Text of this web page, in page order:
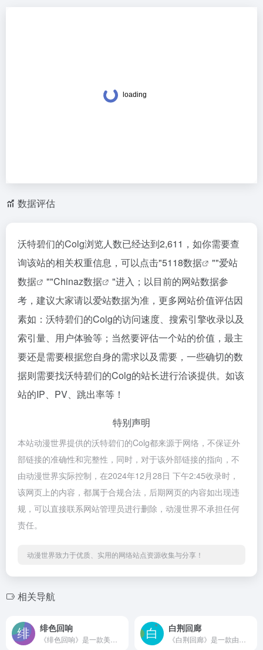
数据评估
沃特碧们的Colg浏览人数已经达到2,611，如你需要查
询该站的相关权重信息，可以点击"5118数据 ""爱站
数据
""Chinaz数据
"进入；以目前的网站数据参
考，建议大家请以爱站数据为准，更多网站价值评估因
素如：沃特碧们的Colg的访问速度、搜索引擎收录以及
索引量、用户体验等；当然要评估一个站的价值，最主
要还是需要根据您自身的需求以及需要，一些确切的数
据则需要找沃特碧们的Colg的站长进行洽谈提供。如该
站的IP、PV、跳出率等！
特别声明
本站动漫世界提供的沃特碧们的Colg都来源于网络，不保证外
部链接的准确性和完整性，同时，对于该外部链接的指向，不
由动漫世界实际控制，在2024年12月28日 下午2:45收录时，
该网页上的内容，都属于合规合法，后期网页的内容如出现违
规，可以直接联系网站管理员进行删除，动漫世界不承担任何
责任。
动漫世界致力于优质、实用的网络站点资源收集与分享！
相关导航
绯色回响 白荆回廊